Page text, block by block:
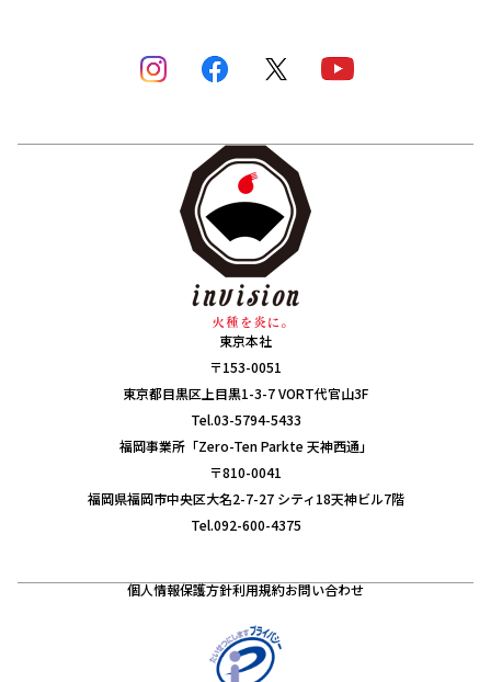
東京本社
〒153-0051
東京都目黒区上目黒1-3-7 VORT代官山3F
Tel.03-5794-5433
福岡事業所「Zero-Ten Parkte 天神西通」
〒810-0041
福岡県福岡市中央区大名2-7-27 シティ18天神ビル7階
Tel.092-600-4375
個人情報保護方針利用規約お問い合わせ